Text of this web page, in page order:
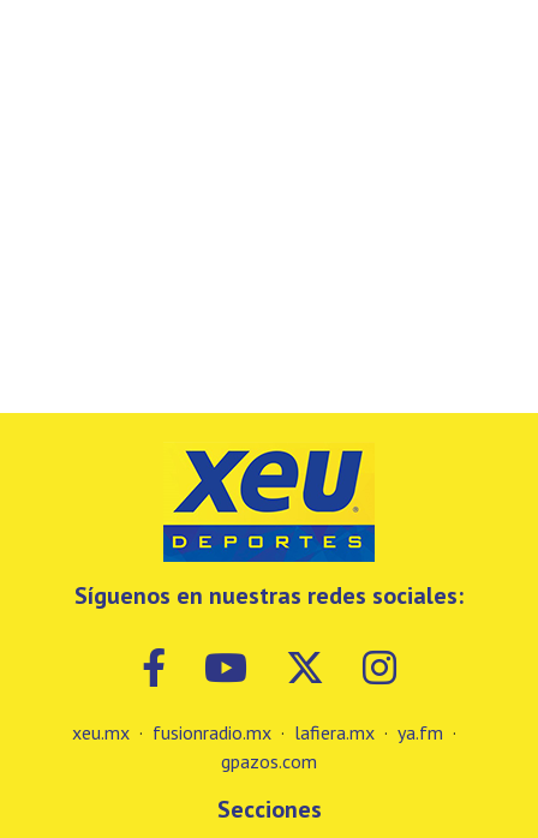
Síguenos en nuestras redes sociales:
xeu.mx · fusionradio.mx · lafiera.mx · ya.fm ·
gpazos.com
Secciones